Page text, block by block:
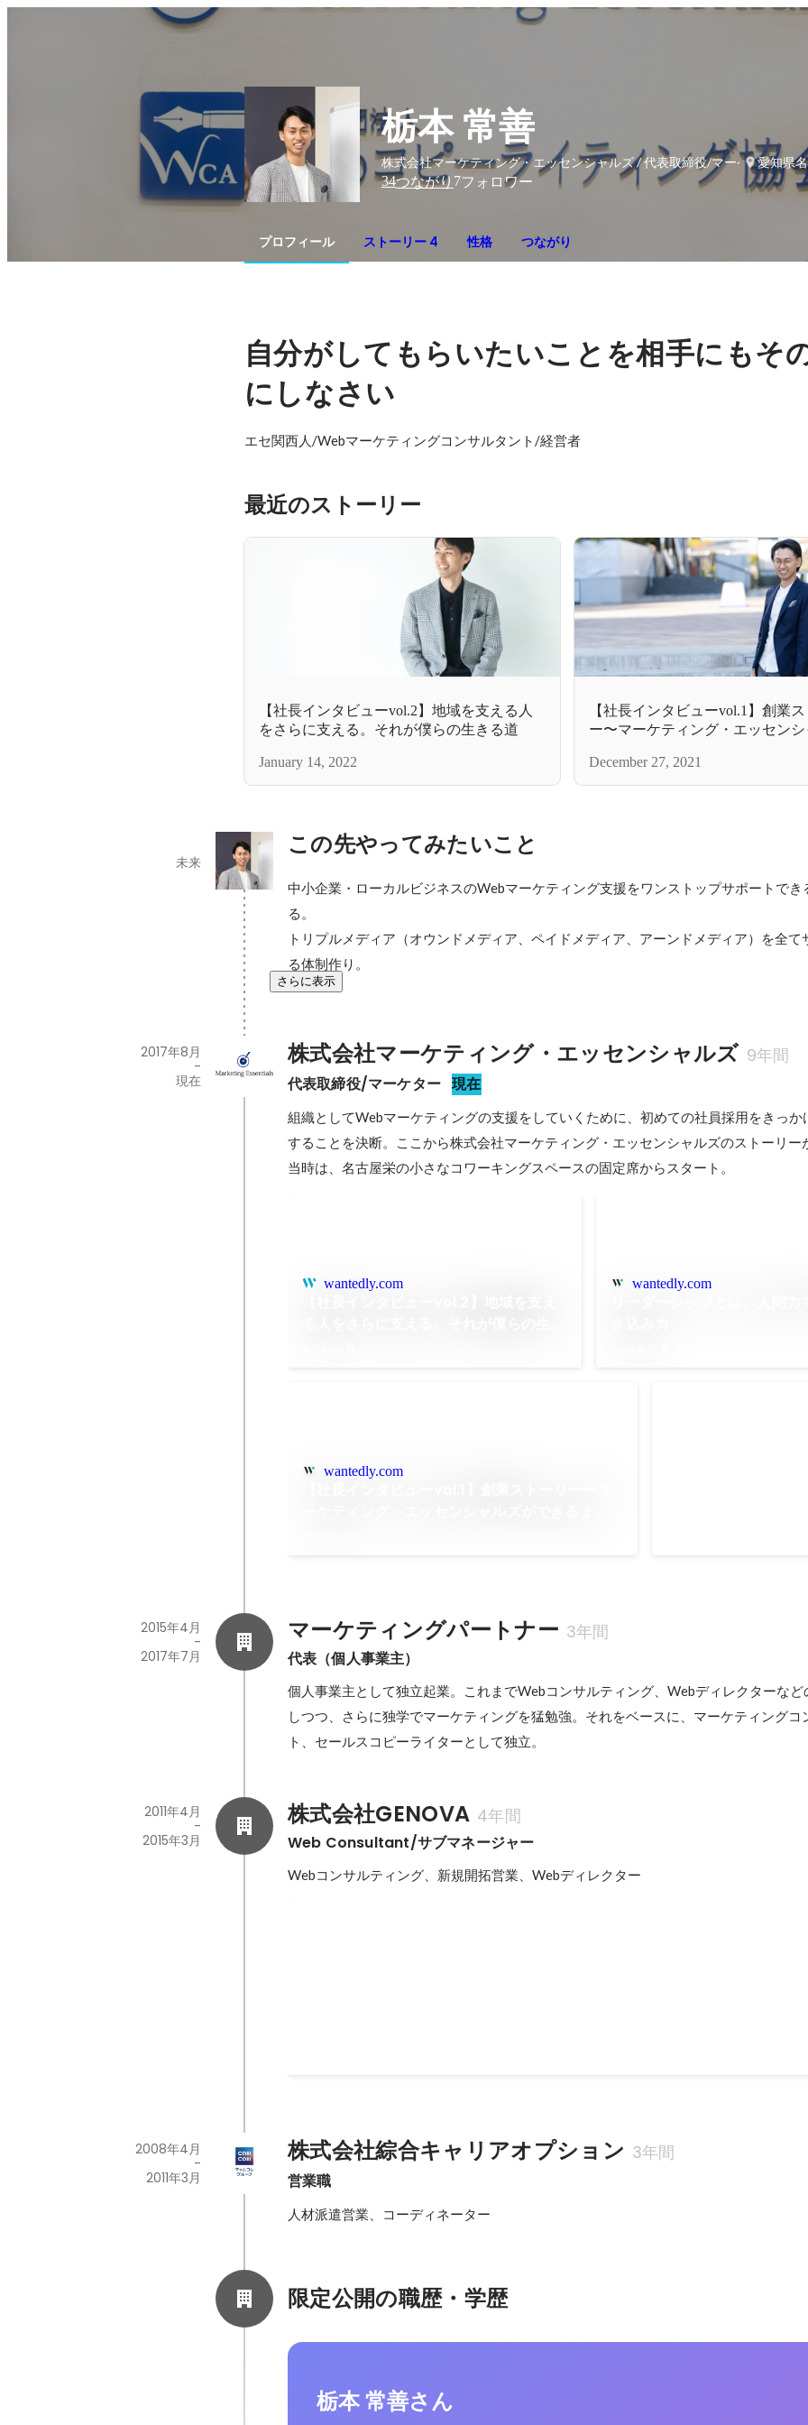
栃本 常善
株式会社マーケティング・エッセンシャルズ / 代表取締役/マーケター愛知県
34つながり 7フォロワー
プロフィール ストーリー 4 性格 つながり
自分がしてもらいたいことを相手にもそ
にしなさい
エセ関西人/Webマーケティングコンサルタント/経営者
最近のストーリー
【社長インタビューvol.2】地域を支える人
をさらに支える。それが僕らの生きる道
January 14, 2022
【社長インタビューvol.1】創業ス
ー〜マーケティング・エッセン
December 27, 2021
この先やってみたいこと
未来
中小企業・ローカルビジネスのWebマーケティング支援をワンストップサポートでき
る。
トリプルメディア（オウンドメディア、ペイドメディア、アーンドメディア）を全て
る体制作り。
さらに表示
株式会社マーケティング・エッセンシャルズ 9年間
代表取締役/マーケター 現在
2017年8月
-
現在
組織としてWebマーケティングの支援をしていくために、初めての社員採用をきっか
することを決断。ここから株式会社マーケティング・エッセンシャルズのストーリー
当時は、名古屋栄の小さなコワーキングスペースの固定席からスタート。
wantedly.com wantedly.com
wantedly.com
マーケティングパートナー 3年間
代表（個人事業主）
2015年4月
-
2017年7月
個人事業主として独立起業。これまでWebコンサルティング、Webディレクターなど
しつつ、さらに独学でマーケティングを猛勉強。それをベースに、マーケティングコ
ト、セールスコピーライターとして独立。
株式会社GENOVA 4年間
Web Consultant/サブマネージャー
2011年4月
-
2015年3月
Webコンサルティング、新規開拓営業、Webディレクター
株式会社綜合キャリアオプション 3年間
営業職
2008年4月
-
2011年3月
人材派遣営業、コーディネーター
限定公開の職歴・学歴
栃本 常善さん